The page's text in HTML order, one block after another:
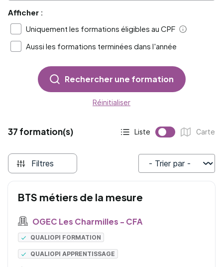
Afficher :
Uniquement les formations éligibles au CPF
Aide
Aussi les formations terminées dans l'année
Rechercher une formation
Réinitialiser
37 formation(s)
Affichage actif :
Liste
Affichage :
Carte
Filtres
Trier par
BTS métiers de la mesure
OGEC Les Charmilles - CFA
QUALIOPI FORMATION
QUALIOPI APPRENTISSAGE